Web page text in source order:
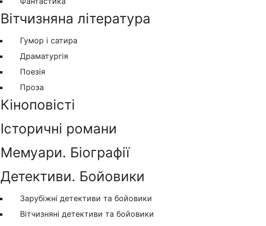
Вітчизняна література
Гумор і сатира
Драматургія
Поезія
Проза
Кіноповісті
Історичні романи
Мемуари. Біографії
Детективи. Бойовики
Зарубіжні детективи та бойовики
Вітчизняні детективи та бойовики